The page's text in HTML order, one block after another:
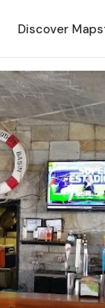
Discover